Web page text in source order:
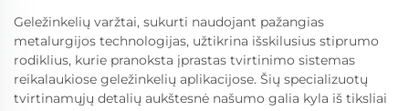
Geležinkelių varžtai, sukurti naudojant pažangias
metalurgijos technologijas, užtikrina išskilusius stiprumo
rodiklius, kurie pranoksta įprastas tvirtinimo sistemas
reikalaukiose geležinkelių aplikacijose. Šių specializuotų
tvirtinamųjų detalių aukštesnė našumo galia kyla iš tiksliai